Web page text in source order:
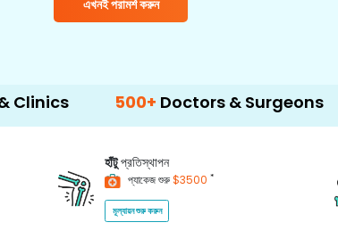
এখনই পরামর্শ করুন
500+ Doctors & Surgeons 14+
হাঁটুপ্রতিস্থাপন
প্যাকেজ শুরু$3500 *
মূল্যায়ন শুরু করুন